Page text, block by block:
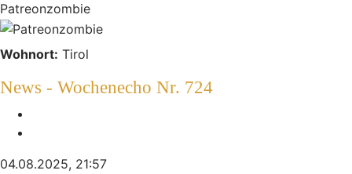
Patreonzombie
Wohnort: Tirol
News - Wochenecho Nr. 724
04.08.2025, 21:57